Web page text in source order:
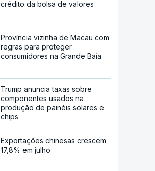
crédito da bolsa de valores
Província vizinha de Macau com
regras para proteger
consumidores na Grande Baía
Trump anuncia taxas sobre
componentes usados na
produção de painéis solares e
chips
Exportações chinesas crescem
17,8% em julho